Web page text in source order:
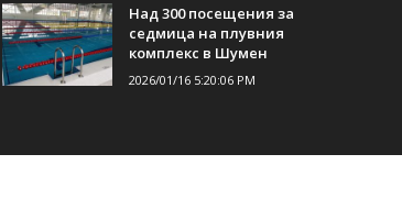
Над 300 посещения за
седмица на плувния
комплекс в Шумен
2026/01/16 5:20:06 PM